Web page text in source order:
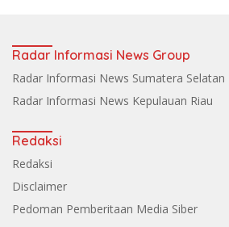
Radar Informasi News Group
Radar Informasi News Sumatera Selatan
Radar Informasi News Kepulauan Riau
Redaksi
Redaksi
Disclaimer
Pedoman Pemberitaan Media Siber